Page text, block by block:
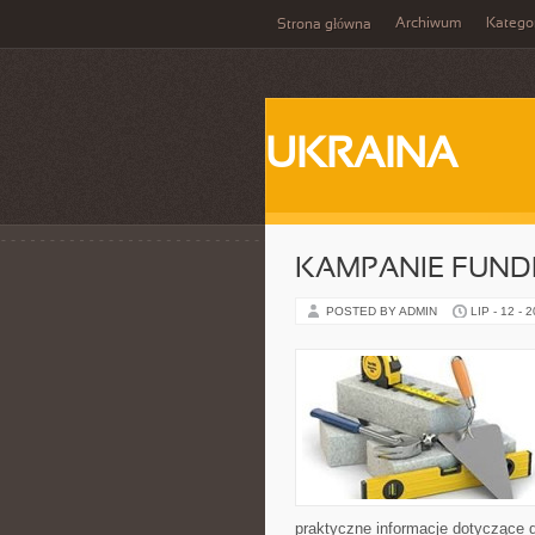
Strona główna Archiwum
UKRAINA
KAMPANIE
POSTED BY ADMIN LIP - 12 -
praktyczne informacje dotyczące